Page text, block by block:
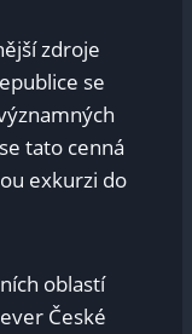
zdroje
se
tato cenná
exkurzi do
oblastí
České